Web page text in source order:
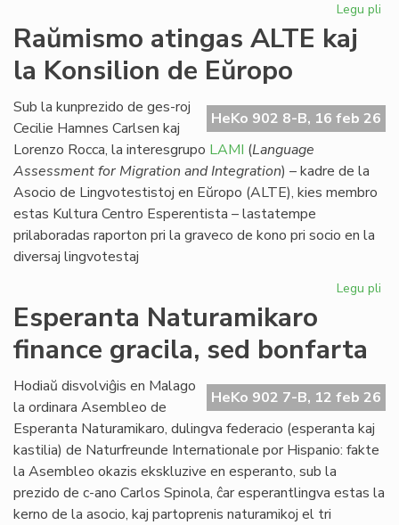
Legu pli
Raŭmismo atingas ALTE kaj
la Konsilion de Eŭropo
HeKo 902 8-B, 16 feb 26
Sub la kunprezido de ges-roj
Cecilie Hamnes Carlsen kaj
Lorenzo Rocca, la interesgrupo LAMI (Language
Assessment for Migration and Integration) – kadre de la
Asocio de Lingvotestistoj en Eŭropo (ALTE), kies membro
estas Kultura Centro Esperentista – lastatempe
prilaboradas raporton pri la graveco de kono pri socio en la
diversaj lingvotestaj
Legu pli
la
Esperanta Naturamikaro
finance gracila, sed bonfarta
HeKo 902 7-B, 12 feb 26
Hodiaŭ disvolviĝis en Malago
la ordinara Asembleo de
Esperanta Naturamikaro, dulingva federacio (esperanta kaj
kastilia) de Naturfreunde Internationale por Hispanio: fakte
la Asembleo okazis ekskluzive en esperanto, sub la
prezido de c-ano Carlos Spinola, ĉar esperantlingva estas la
kerno de la asocio, kaj partoprenis naturamikoj el tri